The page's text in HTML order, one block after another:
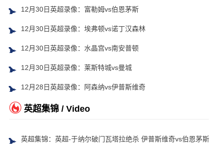
12月30日英超录像：富勒姆vs伯恩茅斯
12月30日英超录像：埃弗顿vs诺丁汉森林
12月30日英超录像：水晶宫vs南安普顿
12月30日英超录像：莱斯特城vs曼城
12月28日英超录像：阿森纳vs伊普斯维奇
英超集锦 / Video
英超集锦：英超-于纳尔破门瓦塔拉绝杀 伊普斯维奇vs伯恩茅斯